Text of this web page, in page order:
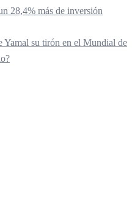
28,4% más de inversión
Yamal su tirón en el Mundial de